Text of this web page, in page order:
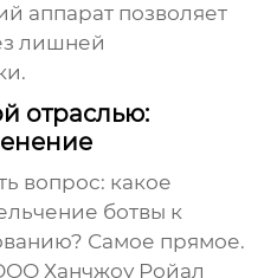
аппарат позволяет
лишней
отраслью:
вопрос: какое
ботвы к
Самое прямое.
Ханчжоу Ройал